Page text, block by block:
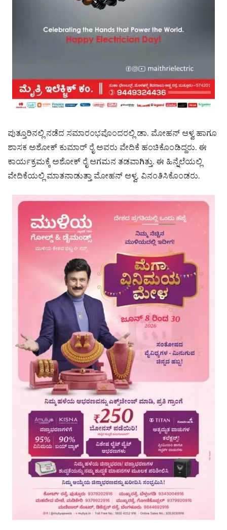
ಪುತ್ತೂರಿನಲ್ಲಿ ನಡೆದ ಸಮಾರಂಭವೊಂದರಲ್ಲಿ ಡಾ. ಮೋಹನ್ ಆಳ್ವ ಹಾಗೂ
ಶಾಸಕ ಅಶೋಕ್ ಕುಮಾರ್ ರೈ ಅವರು ವೇದಿಕೆ ಹಂಚಿಕೊಂಡಿದ್ದರು. ಈ
ಕಾರ್ಯಕ್ರಮಕ್ಕೆ ಅಶೋಕ್ ರೈ ಆಗಮನ ತಡವಾಗಿತ್ತು. ಈ ಹಿನ್ನೆಲೆಯಲ್ಲಿ
ವೇದಿಕೆಯಲ್ಲಿ ಮಾತನಾಡುತ್ತಾ ಮೋಹನ್ ಆಳ್ವ, ವಿನಂತಿಸಿಕೊಂಡರು.